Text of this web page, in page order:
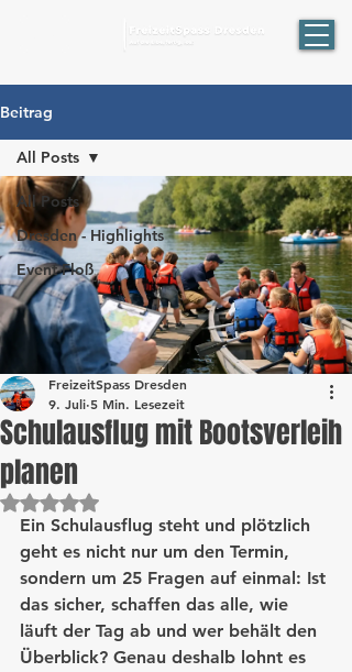
Beitrag
All Posts
Dresden - Highlights
Event-Floß
All Posts
Schulausflug mit Bootsverleih
planen
FreizeitSpass Dresden
9. Juli 5 Min. Lesezeit
Mit NaN von 5 Sternen bewertet.
Ein Schulausflug steht und plötzlich
geht es nicht nur um den Termin,
sondern um 25 Fragen auf einmal: Ist
das sicher, schaffen das alle, wie
läuft der Tag ab und wer behält den
Überblick? Genau deshalb lohnt es